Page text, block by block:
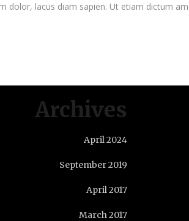
dolor, lacus diam sapien. Ut etiam dictum
Archives
April 2024
September 2019
April 2017
March 2017